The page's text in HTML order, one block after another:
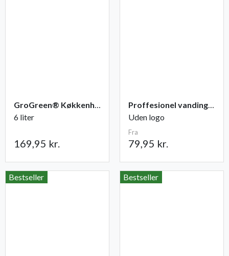
GroGreen® Køkkenhave NPK 6-2-6 + 2% Mg
6 liter
169,95 kr.
Proffesionel vandingspose 100 liter
Uden logo
Fra
79,95 kr.
Bestseller Bestseller